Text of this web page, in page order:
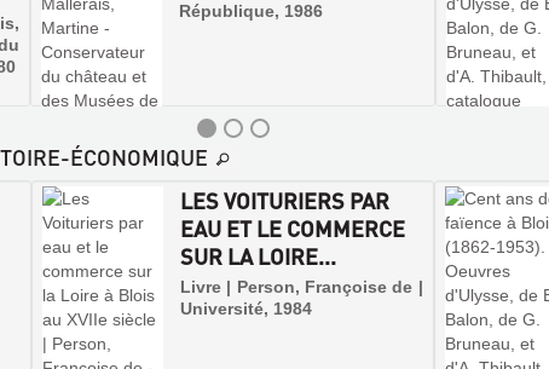
République, 1986
ÉCONOMIQUE
LES VOITURIERS PAR
EAU ET LE COMMERCE
SUR LA LOIRE...
Livre | Person, Françoise de |
Université, 1984